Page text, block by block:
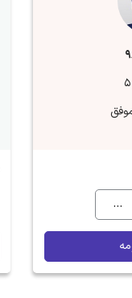
...